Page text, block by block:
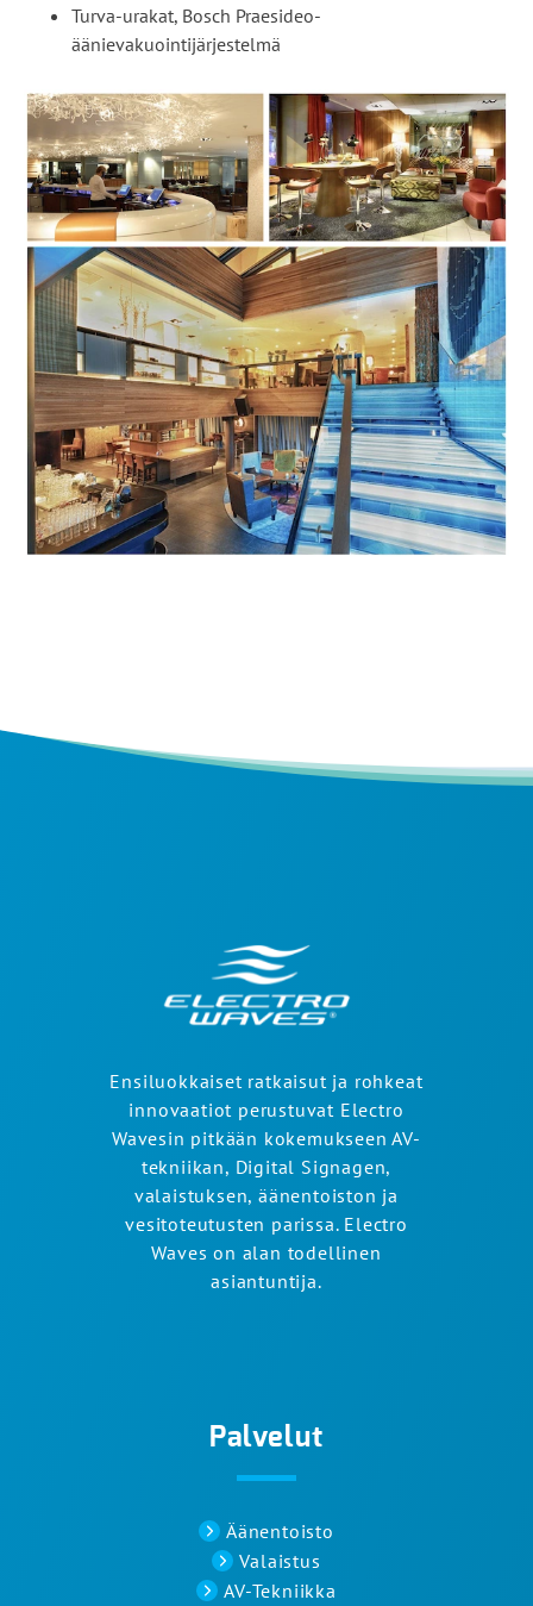
Turva-urakat, Bosch Praesideo-
äänievakuointijärjestelmä
Ensiluokkaiset ratkaisut ja rohkeat
innovaatiot perustuvat Electro
Wavesin pitkään kokemukseen AV-
tekniikan, Digital Signagen,
valaistuksen, äänentoiston ja
vesitoteutusten parissa. Electro
Waves on alan todellinen
asiantuntija.
Palvelut
Äänentoisto
Valaistus
AV-Tekniikka